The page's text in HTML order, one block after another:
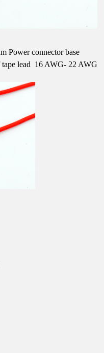
Power connector base
lead 16 AWG- 22 AWG